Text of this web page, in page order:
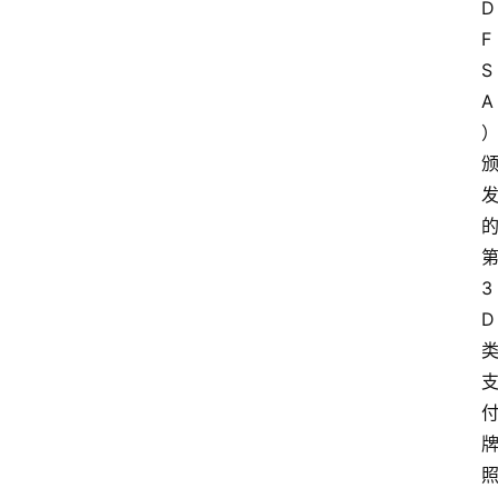
D
F
S
A
）
颁
发
的
第
3
D
类
支
付
牌
照